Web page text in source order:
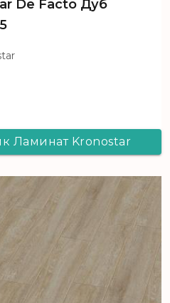
De Facto Дуб
Ламинат Kronostar